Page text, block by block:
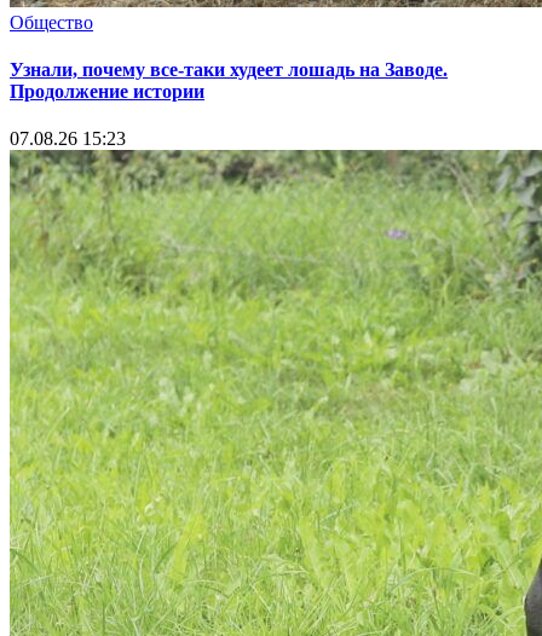
Общество
Узнали, почему все-таки худеет лошадь на Заводе.
Продолжение истории
07.08.26 15:23